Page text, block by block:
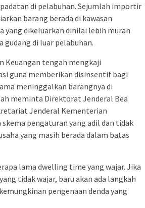
di pelabuhan. Sejumlah importir
barang berada di kawasan
yang dikeluarkan dinilai lebih murah
gudang di luar pelabuhan.
Keuangan tengah mengkaji
guna memberikan disinsentif bagi
meninggalkan barangnya di
meminta Direktorat Jenderal Bea
Jenderal Kementerian
pengaturan yang adil dan tidak
yang masih berada dalam batas
lama dwelling time yang wajar. Jika
tidak wajar, baru akan ada langkah
pengenaan denda yang